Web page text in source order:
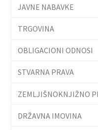
JAVNE NABAVKE
TRGOVINA
OBLIGACIONI ODNOSI
STVARNA PRAVA
ZEMLJIŠNOKNJIŽNO
DRŽAVNA IMOVINA